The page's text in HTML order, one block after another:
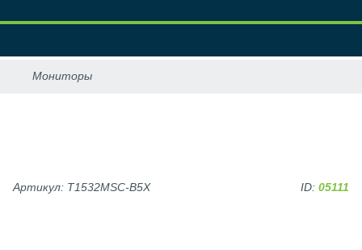
Артикул: T1532MSC-B5X ID: 05111